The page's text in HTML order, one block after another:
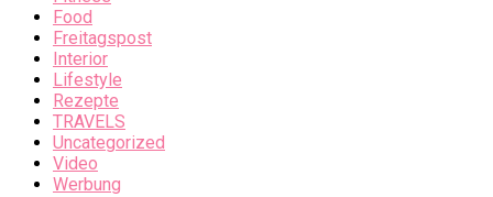
Food
Freitagspost
Interior
Lifestyle
Rezepte
TRAVELS
Uncategorized
Video
Werbung